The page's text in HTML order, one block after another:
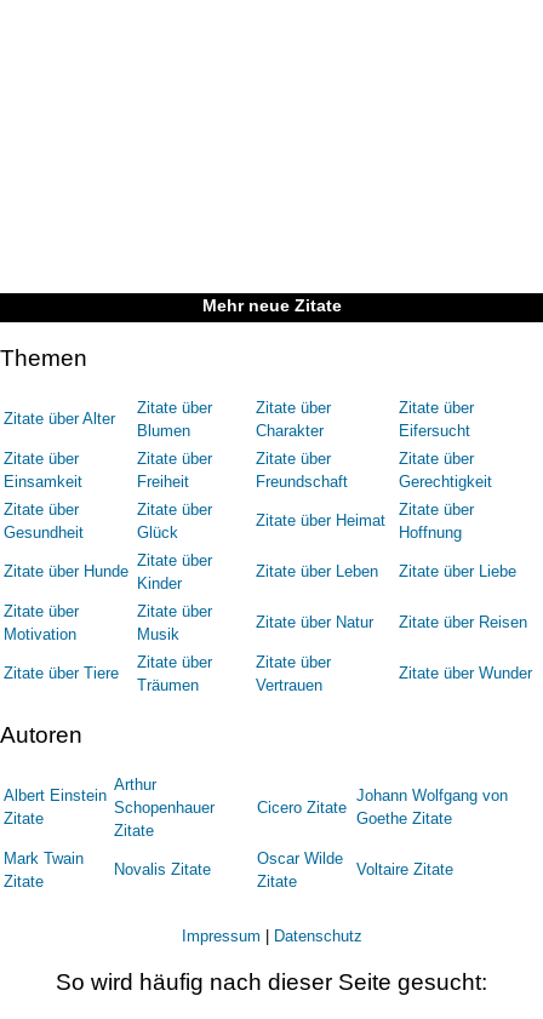
Mehr neue Zitate
Themen
Zitate über Alter
Zitate über
Blumen
Zitate über
Charakter
Zitate über
Eifersucht
Zitate über
Einsamkeit
Zitate über
Freiheit
Zitate über
Freundschaft
Zitate über
Gerechtigkeit
Zitate über
Gesundheit
Zitate über
Glück
Zitate über Heimat
Zitate über
Hoffnung
Zitate über Hunde
Zitate über
Kinder
Zitate über Leben Zitate über Liebe
Zitate über
Motivation
Zitate über
Musik
Zitate über Natur Zitate über Reisen
Zitate über Tiere
Zitate über
Träumen
Zitate über
Vertrauen
Zitate über Wunder
Autoren
Albert Einstein
Zitate
Arthur
Schopenhauer
Zitate
Cicero Zitate
Johann Wolfgang von
Goethe Zitate
Mark Twain
Zitate
Novalis Zitate
Oscar Wilde
Zitate
Voltaire Zitate
Impressum Datenschutz
So wird häufig nach dieser Seite gesucht: